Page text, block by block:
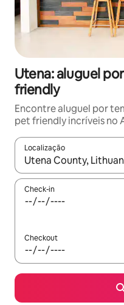
Utena: aluguel
friendly
Encontre aluguel por
pet friendly incríveis no
Localização
Quando os resultados
Check-in
Checkout